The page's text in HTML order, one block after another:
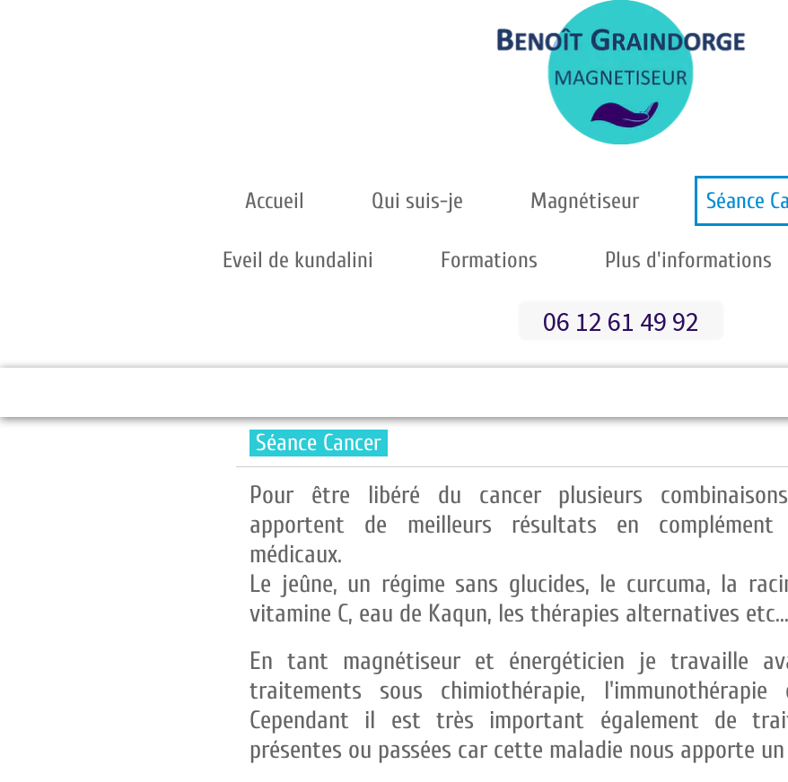
Accueil Qui suis-je Magnétiseur Séance
Eveil de kundalini Formations Plus d'informations
06 12 61 49 92
Séance Cancer
Pour être libéré du cancer plusieurs
apportent de meilleurs résultats en
médicaux.
Le jeûne, un régime sans glucides, le curcuma, la
vitamine C, eau de Kaqun, les thérapies alternatives
En tant magnétiseur et énergéticien je travaille
traitements sous chimiothérapie, l'immunothérapie
Cependant il est très important également de
présentes ou passées car cette maladie nous apporte un